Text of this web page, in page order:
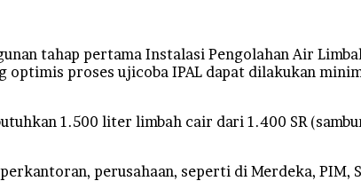
tahap pertama Instalasi Pengolahan Air
optimis proses ujicoba IPAL dapat dilakukan
1.500 liter limbah cair dari 1.400 SR
perusahaan, seperti di Merdeka, PIM,